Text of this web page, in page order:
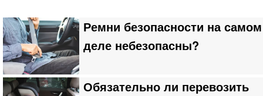
Ремни безопасности на самом
деле небезопасны?
Обязательно ли перевозить